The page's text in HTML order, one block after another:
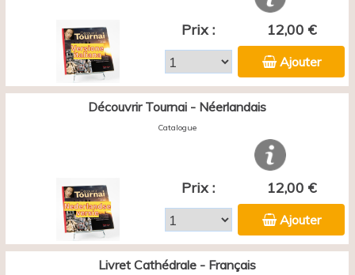
Prix : 12,00 €
Ajouter
Découvrir Tournai - Néerlandais
Catalogue
Prix : 12,00 €
Ajouter
Livret Cathédrale - Français